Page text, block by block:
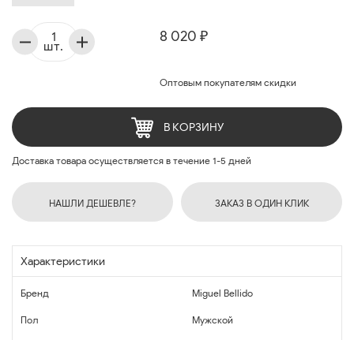
8 020 ₽
Оптовым покупателям скидки
шт.
В КОРЗИНУ
Доставка товара осуществляется в течение 1-5 дней
НАШЛИ ДЕШЕВЛЕ? ЗАКАЗ В ОДИН КЛИК
Характеристики
Бренд Miguel Bellido
Пол Мужской